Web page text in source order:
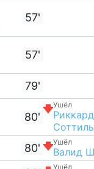
57'
57'
79'
80'
Ушёл
Соттиль
80' Ушёл
Валид
Ушёл